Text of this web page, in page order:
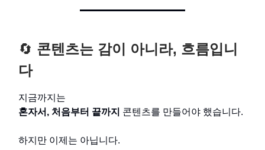
🔄 콘텐츠는 감이 아니라, 흐름입니
다
지금까지는
혼자서, 처음부터 끝까지 콘텐츠를 만들어야 했습니다.
하지만 이제는 아닙니다.